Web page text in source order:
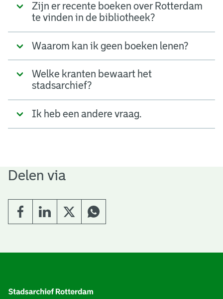
Zijn er recente boeken over Rotterdam
te vinden in de bibliotheek?
Waarom kan ik geen boeken lenen?
Welke kranten bewaart het
stadsarchief?
Ik heb een andere vraag.
Delen via